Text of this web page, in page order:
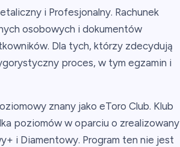
i Profesjonalny. Rachunek
osobowych i dokumentów
Dla tych, którzy zdecydują
proces, w tym egzamin i
znany jako eToro Club. Klub
poziomów w oparciu o zrealizowany
i Diamentowy. Program ten nie jest